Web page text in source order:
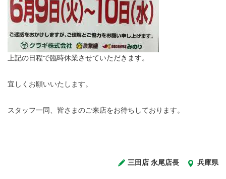
上記の日程で臨時休業させていただきます。
宜しくお願いいたします。
スタッフ一同、皆さまのご来店をお待ちしております。
三田店 永尾店長 兵庫県